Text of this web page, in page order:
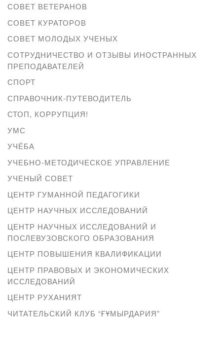
СОВЕТ ВЕТЕРАНОВ
СОВЕТ КУРАТОРОВ
СОВЕТ МОЛОДЫХ УЧЕНЫХ
СОТРУДНИЧЕСТВО И ОТЗЫВЫ ИНОСТРАННЫХ
ПРЕПОДАВАТЕЛЕЙ
СПОРТ
СПРАВОЧНИК-ПУТЕВОДИТЕЛЬ
СТОП, КОРРУПЦИЯ!
УМС
УЧЁБА
УЧЕБНО-МЕТОДИЧЕСКОЕ УПРАВЛЕНИЕ
УЧЕНЫЙ СОВЕТ
ЦЕНТР ГУМАННОЙ ПЕДАГОГИКИ
ЦЕНТР НАУЧНЫХ ИССЛЕДОВАНИЙ
ЦЕНТР НАУЧНЫХ ИССЛЕДОВАНИЙ И
ПОСЛЕВУЗОВСКОГО ОБРАЗОВАНИЯ
ЦЕНТР ПОВЫШЕНИЯ КВАЛИФИКАЦИИ
ЦЕНТР ПРАВОВЫХ И ЭКОНОМИЧЕСКИХ
ИССЛЕДОВАНИЙ
ЦЕНТР РУХАНИЯТ
ЧИТАТЕЛЬСКИЙ КЛУБ “ҒҰМЫРДАРИЯ”